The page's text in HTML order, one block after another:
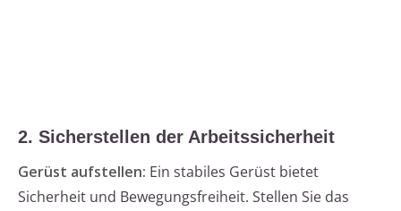
2. Sicherstellen der Arbeitssicherheit
Gerüst aufstellen: Ein stabiles Gerüst bietet
Sicherheit und Bewegungsfreiheit. Stellen Sie das